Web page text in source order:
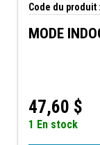
Code du produit :
MODE
47,60 $
1 En stock